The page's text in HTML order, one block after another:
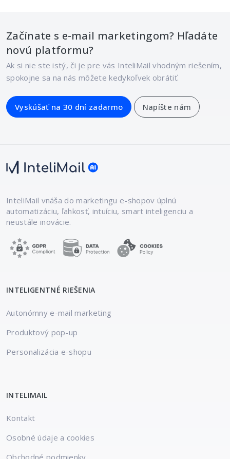
Začínate s e-mail marketingom? Hľadáte
novú platformu?
Ak si nie ste istý, či je pre vás InteliMail vhodným riešením,
spokojne sa na nás môžete kedykoľvek obrátiť.
Vyskúšať na 30 dní zadarmo Napíšte nám
InteliMail vnáša do marketingu e-shopov úplnú
automatizáciu, ľahkosť, intuíciu, smart inteligenciu a
neustále inovácie.
INTELIGENTNÉ RIEŠENIA
Autonómny e-mail marketing
Produktový pop-up
Personalizácia e-shopu
INTELIMAIL
Kontakt
Osobné údaje a cookies